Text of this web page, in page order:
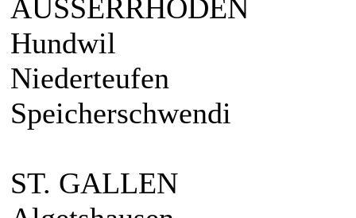
AUSSERRHODEN
Hundwil
Niederteufen
Speicherschwendi
ST. GALLEN